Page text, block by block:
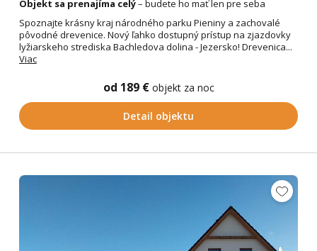
Objekt sa prenajíma celý– budete ho mať len pre seba
Spoznajte krásny kraj národného parku Pieniny a zachovalé
pôvodné drevenice. Nový ľahko dostupný prístup na zjazdovky
lyžiarskeho strediska Bachledova dolina - Jezersko! Drevenica...
Viac
od 189 € objekt za noc
Detail objektu